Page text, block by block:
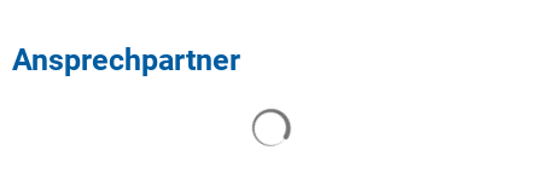
Ansprechpartner